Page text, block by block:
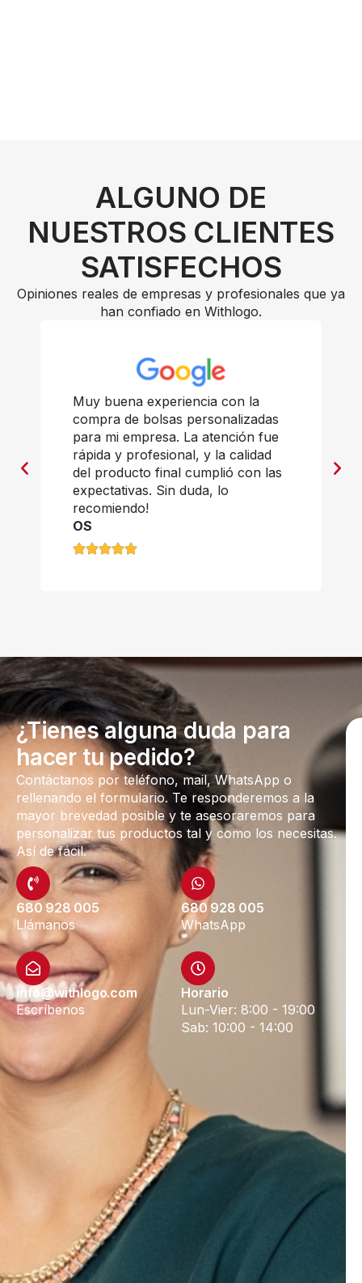
ALGUNO DE
NUESTROS CLIENTES
SATISFECHOS
Opiniones reales de empresas y profesionales que ya
han confiado en Withlogo.
Muy buena experiencia con la
compra de bolsas personalizadas
para mi empresa. La atención fue
rápida y profesional, y la calidad
del producto final cumplió con las
expectativas. Sin duda, lo
recomiendo!
OS
¿Tienes alguna duda para
hacer tu pedido?
Contáctanos por teléfono, mail, WhatsApp o
rellenando el formulario. Te responderemos a la
mayor brevedad posible y te asesoraremos para
personalizar tus productos tal y como los necesitas.
Así de fácil.
680 928 005
Llámanos
680 928 005
WhatsApp
info@withlogo.com
Escríbenos
Horario
Lun-Vier: 8:00 - 19:00
Sab: 10:00 - 14:00